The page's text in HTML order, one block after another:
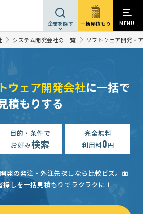
企業を探す 一括見積もり MENU
システム開発会社の一覧 ソフトウェア開発・
ウェア開発会社に一括で
積もりする
目的・条件で
お好み検索
完全無料
利用料0円
発の発注・外注先探しなら比較ビズ。 面
しを一括見積もりでラクラクに！